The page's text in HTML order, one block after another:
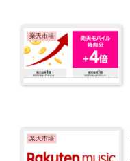
楽天市場
楽天市場